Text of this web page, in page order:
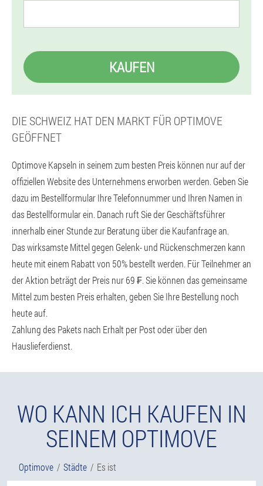
KAUFEN
DIE SCHWEIZ HAT DEN MARKT FÜR OPTIMOVE
GEÖFFNET
Optimove Kapseln in seinem zum besten Preis können nur auf der
offiziellen Website des Unternehmens erworben werden. Geben Sie
dazu im Bestellformular Ihre Telefonnummer und Ihren Namen in
das Bestellformular ein. Danach ruft Sie der Geschäftsführer
innerhalb einer Stunde zur Beratung über die Kaufanfrage an.
Das wirksamste Mittel gegen Gelenk- und Rückenschmerzen kann
heute mit einem Rabatt von 50% bestellt werden. Für Teilnehmer an
der Aktion beträgt der Preis nur 69 ₣. Sie können das gemeinsame
Mittel zum besten Preis erhalten, geben Sie Ihre Bestellung noch
heute auf.
Zahlung des Pakets nach Erhalt per Post oder über den
Hauslieferdienst.
WO KANN ICH KAUFEN IN
SEINEM OPTIMOVE
Optimove Städte Es ist